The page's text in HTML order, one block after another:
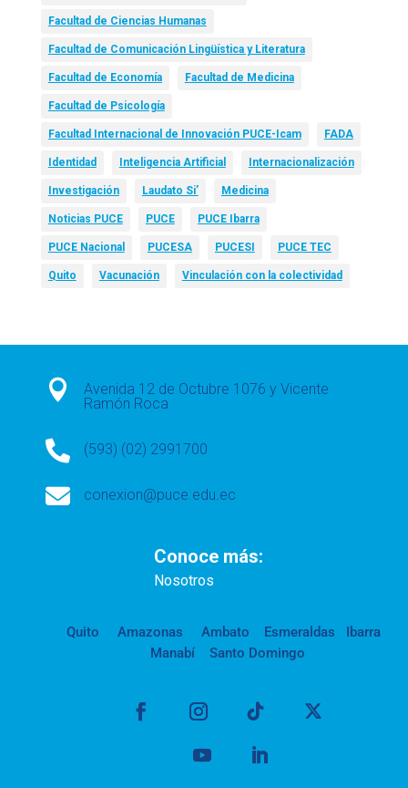
Facultad de Ciencias Humanas
Facultad de Comunicación Lingüística y Literatura
Facultad de Economía Facultad de Medicina
Facultad de Psicología
Facultad Internacional de Innovación PUCE-Icam FADA
Identidad Inteligencia Artificial Internacionalización
Investigación Laudato Si’ Medicina
Noticias PUCE PUCE PUCE Ibarra
PUCE Nacional PUCESA PUCESI PUCE TEC
Quito Vacunación Vinculación con la colectividad

Avenida 12 de Octubre 1076 y Vicente
Ramón Roca
 (593) (02) 2991700
 conexion@puce.edu.ec
Conoce más:
Nosotros
Quito Amazonas Ambato Esmeraldas
Ibarra
Manabí
Santo Domingo